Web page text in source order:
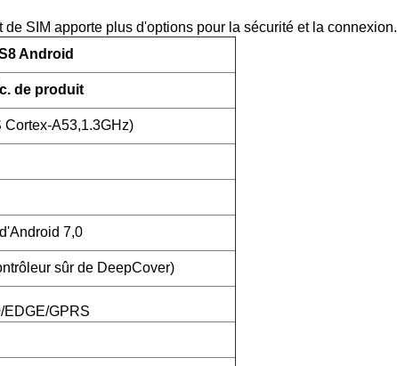
SIM apporte plus d'options pour la sécurité et la connexion.
Android
de produit
Cortex-A53,1.3GHz)
7,0
sûr de DeepCover)
GPRS